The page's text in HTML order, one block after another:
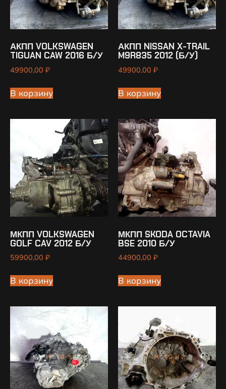
АКПП VOLKSWAGEN
TIGUAN CAW 2016 Б/У
49900,00 ₽
В корзину
АКПП NISSAN X-TRAIL
M9R835 2012 (Б/У)
49900,00 ₽
В корзину
МКПП VOLKSWAGEN
GOLF CAV 2012 Б/У
59900,00 ₽
В корзину
МКПП SKODA OCTAVIA
BSE 2010 Б/У
44900,00 ₽
В корзину